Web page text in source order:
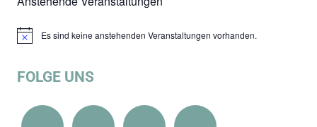
HinweisEs sind keine anstehenden Veranstaltungen vorhanden.
FOLGE UNS